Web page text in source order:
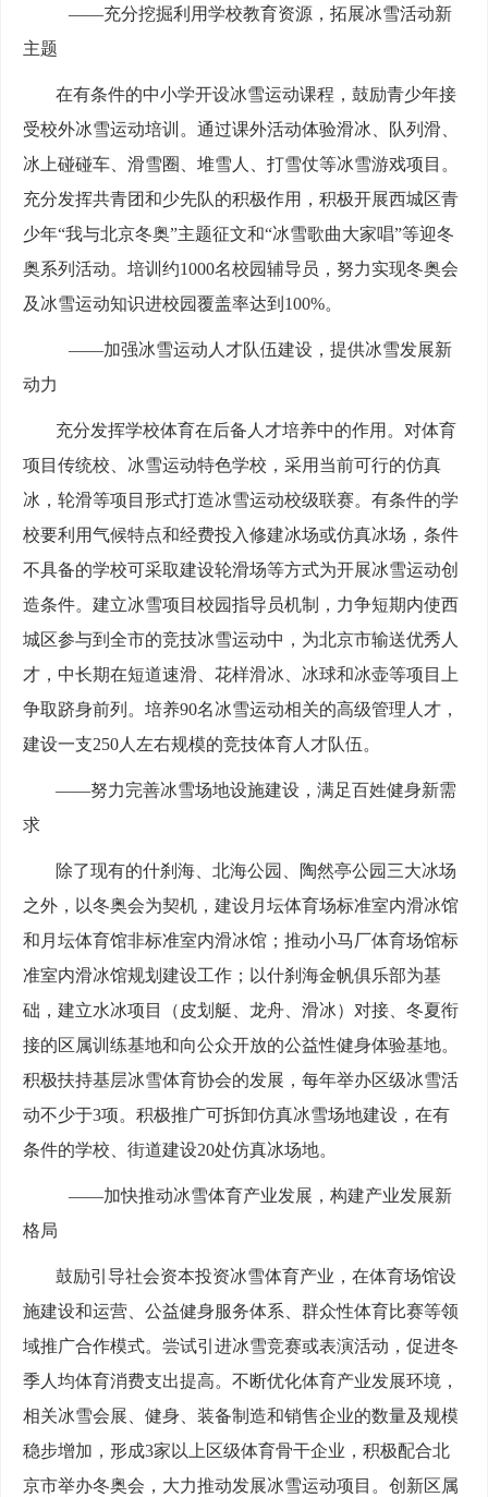
——充分挖掘利用学校教育资源，拓展冰雪活动新
主题
在有条件的中小学开设冰雪运动课程，鼓励青少年接
受校外冰雪运动培训。通过课外活动体验滑冰、队列滑、
冰上碰碰车、滑雪圈、堆雪人、打雪仗等冰雪游戏项目。
充分发挥共青团和少先队的积极作用，积极开展西城区青
少年“我与北京冬奥”主题征文和“冰雪歌曲大家唱”等迎冬
奥系列活动。培训约1000名校园辅导员，努力实现冬奥会
及冰雪运动知识进校园覆盖率达到100%。
——加强冰雪运动人才队伍建设，提供冰雪发展新
动力
充分发挥学校体育在后备人才培养中的作用。对体育
项目传统校、冰雪运动特色学校，采用当前可行的仿真
冰，轮滑等项目形式打造冰雪运动校级联赛。有条件的学
校要利用气候特点和经费投入修建冰场或仿真冰场，条件
不具备的学校可采取建设轮滑场等方式为开展冰雪运动创
造条件。建立冰雪项目校园指导员机制，力争短期内使西
城区参与到全市的竞技冰雪运动中，为北京市输送优秀人
才，中长期在短道速滑、花样滑冰、冰球和冰壶等项目上
争取跻身前列。培养90名冰雪运动相关的高级管理人才，
建设一支250人左右规模的竞技体育人才队伍。
——努力完善冰雪场地设施建设，满足百姓健身新需
求
除了现有的什刹海、北海公园、陶然亭公园三大冰场
之外，以冬奥会为契机，建设月坛体育场标准室内滑冰馆
和月坛体育馆非标准室内滑冰馆；推动小马厂体育场馆标
准室内滑冰馆规划建设工作；以什刹海金帆俱乐部为基
础，建立水冰项目（皮划艇、龙舟、滑冰）对接、冬夏衔
接的区属训练基地和向公众开放的公益性健身体验基地。
积极扶持基层冰雪体育协会的发展，每年举办区级冰雪活
动不少于3项。积极推广可拆卸仿真冰雪场地建设，在有
条件的学校、街道建设20处仿真冰场地。
——加快推动冰雪体育产业发展，构建产业发展新
格局
鼓励引导社会资本投资冰雪体育产业，在体育场馆设
施建设和运营、公益健身服务体系、群众性体育比赛等领
域推广合作模式。尝试引进冰雪竞赛或表演活动，促进冬
季人均体育消费支出提高。不断优化体育产业发展环境，
相关冰雪会展、健身、装备制造和销售企业的数量及规模
稳步增加，形成3家以上区级体育骨干企业，积极配合北
京市举办冬奥会，大力推动发展冰雪运动项目。创新区属